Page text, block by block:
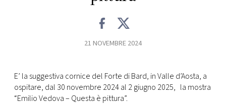
21 NOVEMBRE 2024
E’ la suggestiva cornice del Forte di Bard, in Valle d’Aosta, a
ospitare, dal 30 novembre 2024 al 2 giugno 2025, la mostra
“Emilio Vedova – Questa è pittura”.